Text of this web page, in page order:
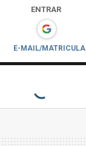
ENTRAR
E-MAIL/MATRICULA